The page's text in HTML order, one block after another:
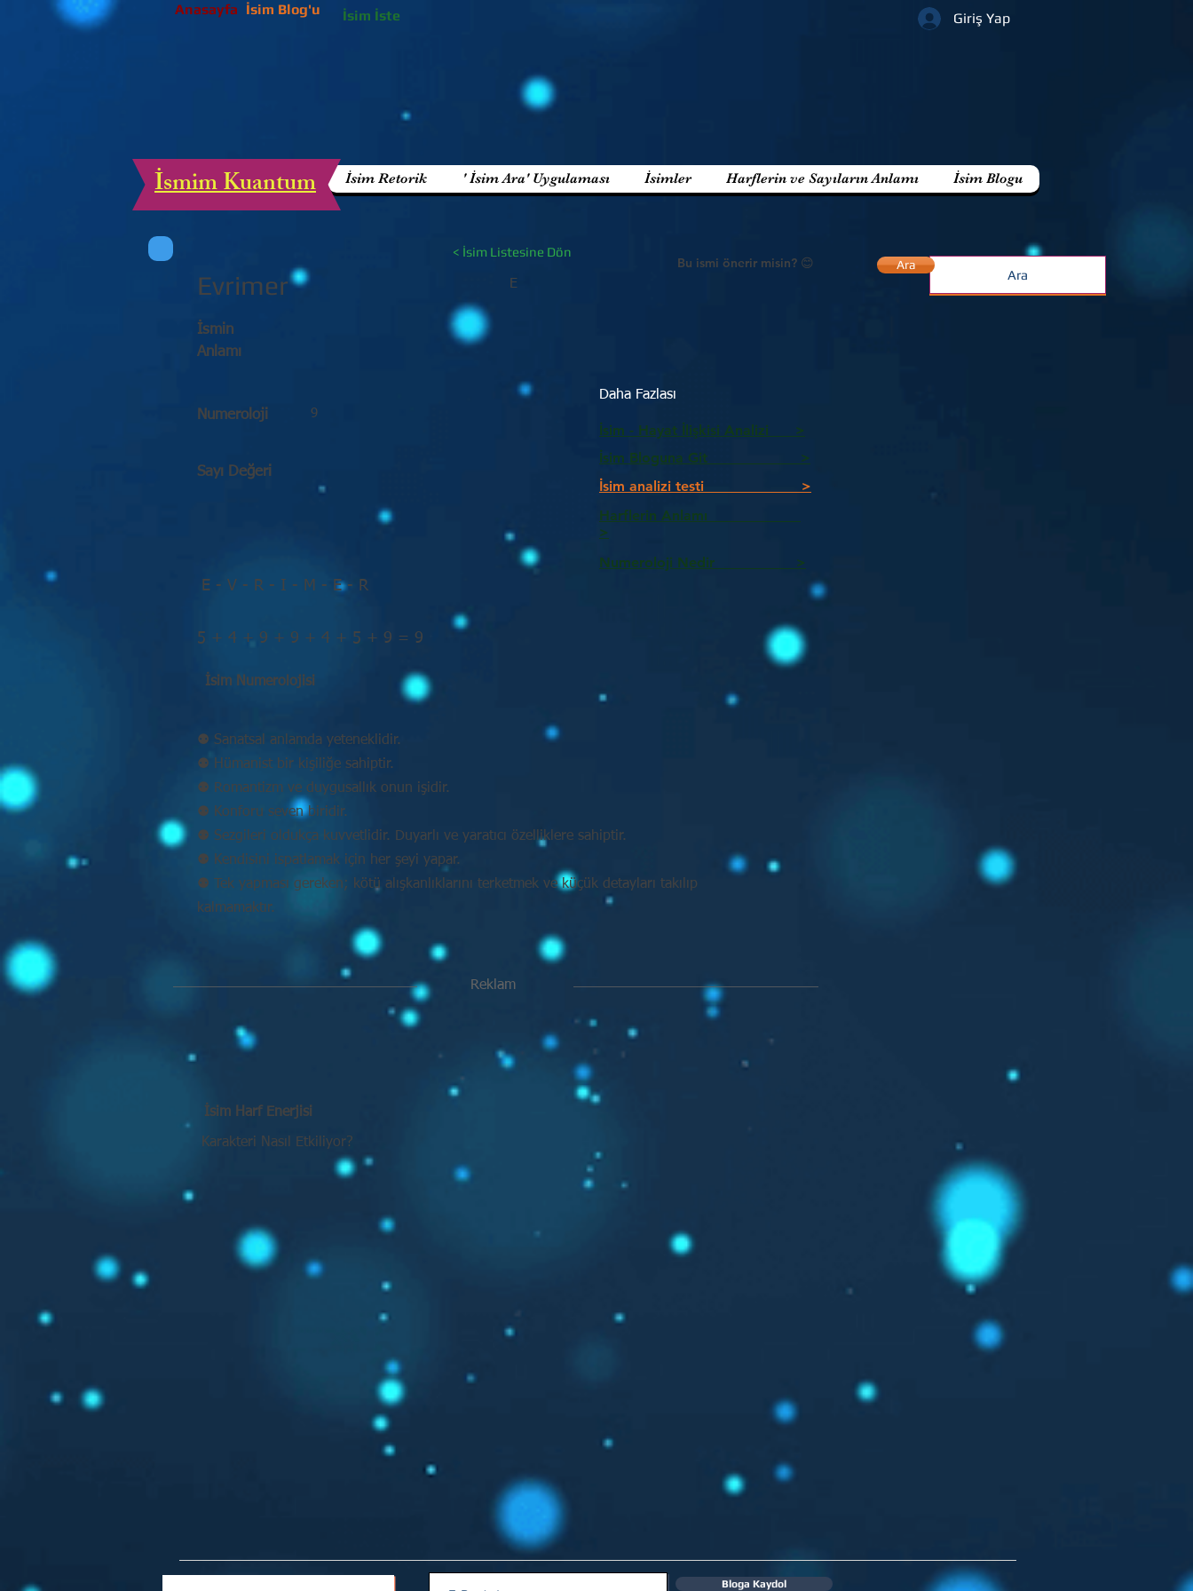
Anasayfa
Giriş Yap
İsim Blog'u İsim İste
İsim Retorik ' İsim Ara' Uygulaması İsimler Harflerin ve Sayıların Anlamı İsim Blogu
İsmim Kuantum
< İsim Listesine Dön
Evrimer E
Bu ismi önerir misin? 😊
İsmin
Anlamı
Numeroloji 9
Sayı Değeri
E - V - R - I - M - E - R
Daha Fazlası
İsim - Hayat İlişkisi Analizi >
İsim Bloguna Git >
İsim analizi testi >
Harflerin Anlamı
>
Numeroloji Nedir_________ >
5 + 4 + 9 + 9 + 4 + 5 + 9 = 9
İsim Numerolojisi
⚉ Sanatsal anlamda yeteneklidir.
⚉ Hümanist bir kişiliğe sahiptir.
⚉ Romantizm ve duygusallık onun işidir.
⚉ Konforu seven biridir.
⚉ Sezgileri oldukça kuvvetlidir. Duyarlı ve yaratıcı özelliklere sahiptir.
⚉ Kendisini ispatlamak için her şeyi yapar.
⚉ Tek yapması gereken; kötü alışkanlıklarını terketmek ve küçük detayları takılıp
kalmamaktır.
Reklam
İsim Harf Enerjisi
Karakteri Nasıl Etkiliyor?
Ara
Bloga Kaydol